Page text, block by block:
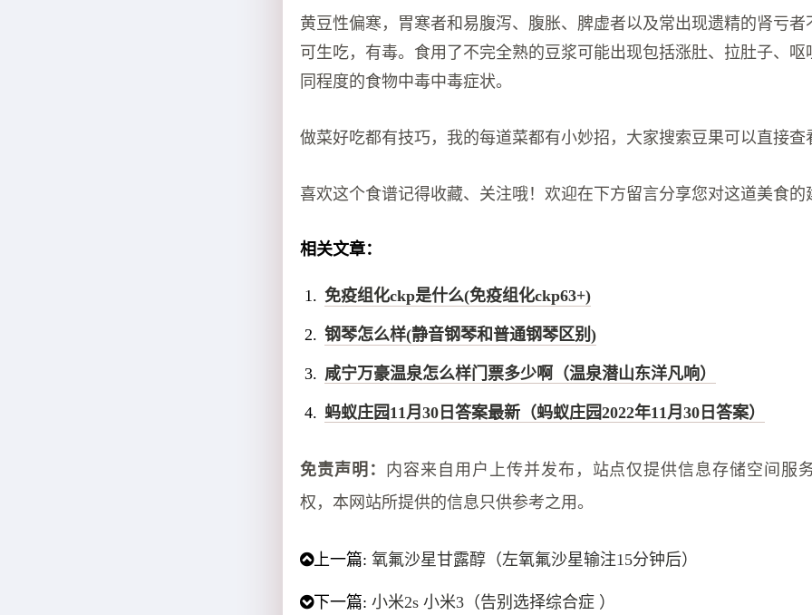
黄豆性偏寒，胃寒者和易腹泻、腹胀、脾虚者以及常出现遗精的肾亏者
可生吃，有毒。食用了不完全熟的豆浆可能出现包括涨肚、拉肚子、呕
同程度的食物中毒中毒症状。
做菜好吃都有技巧，我的每道菜都有小妙招，大家搜索豆果可以直接查
喜欢这个食谱记得收藏、关注哦！欢迎在下方留言分享您对这道美食的
相关文章：
免疫组化ckp是什么(免疫组化ckp63+)
钢琴怎么样(静音钢琴和普通钢琴区别)
咸宁万豪温泉怎么样门票多少啊（温泉潜山东洋凡响）
蚂蚁庄园11月30日答案最新（蚂蚁庄园2022年11月30日答案）
免责声明： 内容来自用户上传并发布，站点仅提供信息存储空间服
权，本网站所提供的信息只供参考之用。
上一篇:氧氟沙星甘露醇（左氧氟沙星输注15分钟后）
下一篇:小米2s 小米3（告别选择综合症 ）